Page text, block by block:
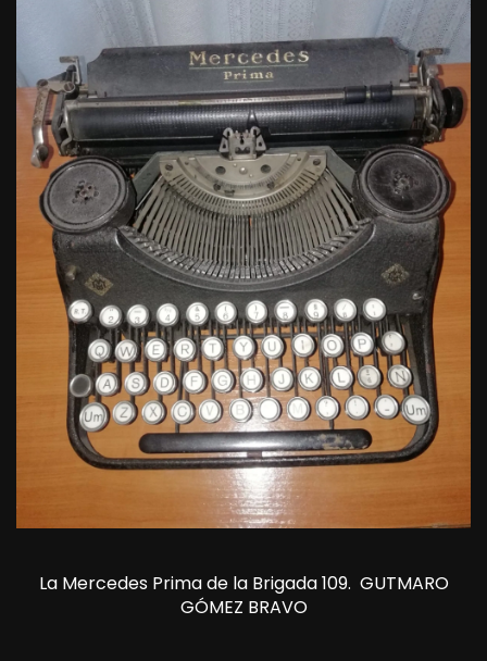
La Mercedes Prima de la Brigada 109. GUTMARO
GÓMEZ BRAVO